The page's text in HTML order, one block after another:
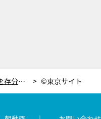
涼しい！絶景！美味しい！ 東京で自然を存分に楽しめる「御岳山」の魅力 ©東京サイト